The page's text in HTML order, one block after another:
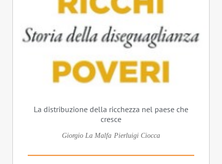
La distribuzione della ricchezza nel paese che
cresce
Giorgio La Malfa Pierluigi Ciocca